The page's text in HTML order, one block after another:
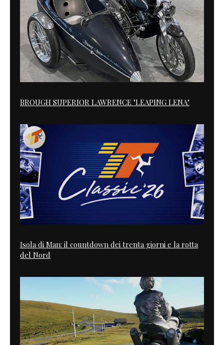
BROUGH SUPERIOR LAWRENCE "LEAPING LENA"
Isola di Man: il countdown dei trenta giorni e la rotta
del Nord